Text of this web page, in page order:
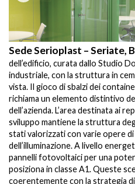
Sede Serioplast – Seriate,
dell’edificio, curata dallo Studio
industriale, con la struttura in
vista. Il gioco di sbalzi dei
richiama un elemento distintivo
dell’azienda. L’area destinata ai
sviluppo mantiene la struttura
stati valorizzati con varie opere
dell’illuminazione. A livello
pannelli fotovoltaici per una
posiziona in classe A1. Queste
coerentemente con la strategia